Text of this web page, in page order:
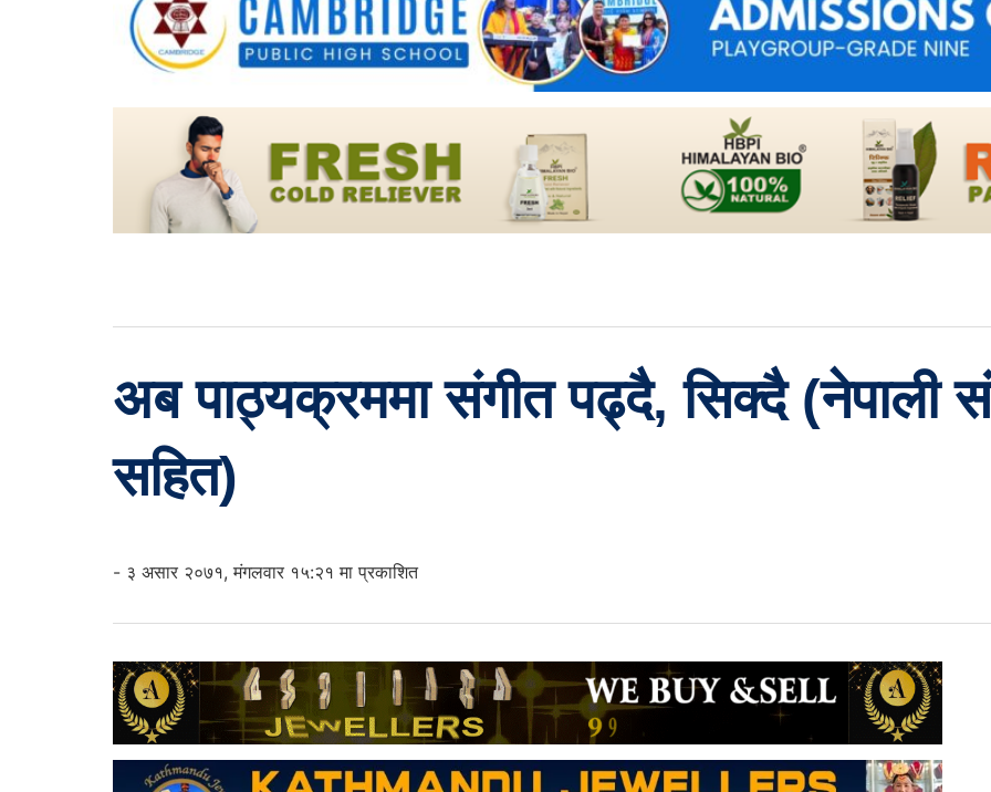
अब पाठ्यक्रममा संगीत पढ्दै, सिक्दै (नेपाली
सहित)
- ३ असार २०७१, मंगलवार १५:२१ मा प्रकाशित